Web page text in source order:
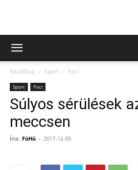
Kezdőlap Sport Foci
Sport Foci
Súlyos sérülések
meccsen
Írta: FüHü - 2017-12-05